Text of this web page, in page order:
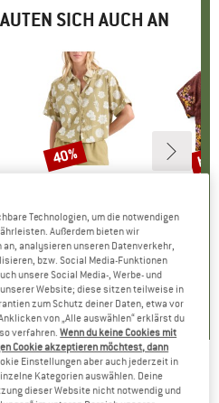
SICH AUCH AN
Preis
Produktgruppe
Bluse
Preis
89,95 €reduzierter Preis
53,97 €
0,0(0)
Rabatt
40%
Geo Shirt - Bluse
Technologien, um die notwendigen
Außerdem bieten wir
analysieren unseren Datenverkehr,
bzw. Social Media-Funktionen
unsere Social Media-, Werbe- und
Website; diese sitzen teilweise in
zum Schutz deiner Daten, etwa vor
von „Alle auswählen“ erklärst du
verfahren.Wenn du keine Cookies mit
Cookie akzeptieren möchtest, dann
Einstellungen aber auch jederzeit in
Kategorien auswählen. Deine
dieser Website nicht notwendig und